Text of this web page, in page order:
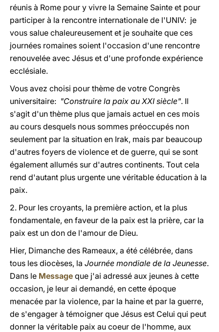
réunis à Rome pour y vivre la Semaine Sainte et pour
participer à la rencontre internationale de l'UNIV: je
vous salue chaleureusement et je souhaite que ces
journées romaines soient l'occasion d'une rencontre
renouvelée avec Jésus et d'une profonde expérience
ecclésiale.
Vous avez choisi pour thème de votre Congrès
universitaire: "Construire la paix au XXI siècle". Il
s'agit d'un thème plus que jamais actuel en ces mois
au cours desquels nous sommes préoccupés non
seulement par la situation en Irak, mais par beaucoup
d'autres foyers de violence et de guerre, qui se sont
également allumés sur d'autres continents. Tout cela
rend d'autant plus urgente une véritable éducation à la
paix.
2. Pour les croyants, la première action, et la plus
fondamentale, en faveur de la paix est la prière, car la
paix est un don de l'amour de Dieu.
Hier, Dimanche des Rameaux, a été célébrée, dans
tous les diocèses, la Journée mondiale de la Jeunesse.
Dans le Message que j'ai adressé aux jeunes à cette
occasion, je leur ai demandé, en cette époque
menacée par la violence, par la haine et par la guerre,
de s'engager à témoigner que Jésus est Celui qui peut
donner la véritable paix au coeur de l'homme, aux